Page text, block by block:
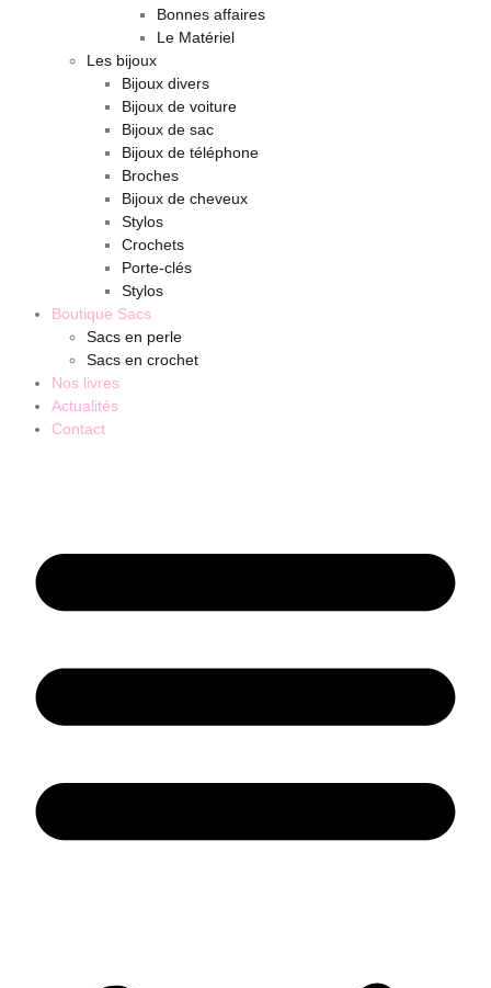
Bonnes affaires
Le Matériel
Les bijoux
Bijoux divers
Bijoux de voiture
Bijoux de sac
Bijoux de téléphone
Broches
Bijoux de cheveux
Stylos
Crochets
Porte-clés
Stylos
Boutique Sacs
Sacs en perle
Sacs en crochet
Nos livres
Actualités
Contact